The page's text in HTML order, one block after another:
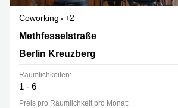
Coworking
+2
Methfesselstraße 43, Berlin Kreuzberg
Methfesselstraße
Berlin Kreuzberg
Räumlichkeiten:
1 - 6
Preis pro Räumlichkeit pro Monat: